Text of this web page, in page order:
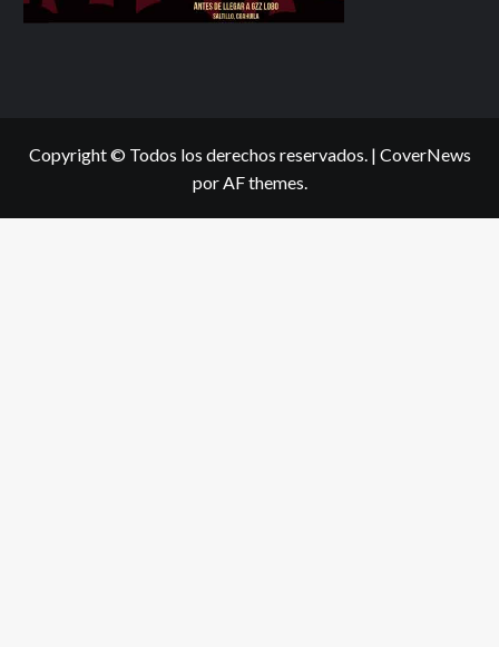
Copyright © Todos los derechos reservados. | CoverNews
por AF themes.